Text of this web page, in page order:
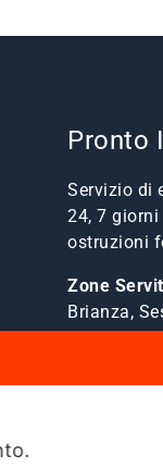
Pronto
Servizio di
24, 7
ostruzioni
Zone
Brianza,
Cologno,